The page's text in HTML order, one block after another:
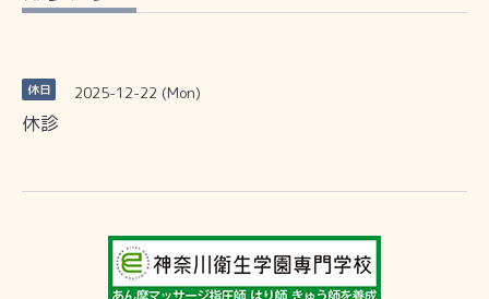
休日 2025-12-22 (Mon)
休診